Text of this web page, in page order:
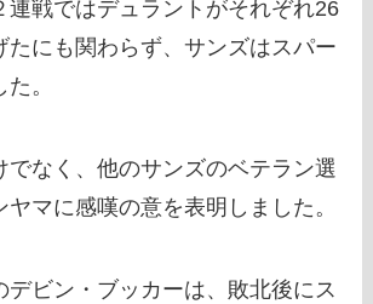
連戦ではデュラントがそれぞれ26
たにも関わらず、サンズはスパー
。
でなく、他のサンズのベテラン選
マに感嘆の意を表明しました。
デビン・ブッカーは、敗北後にス